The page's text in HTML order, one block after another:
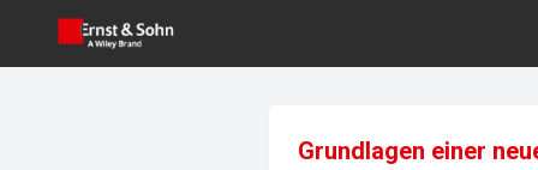
Grundlagen einer